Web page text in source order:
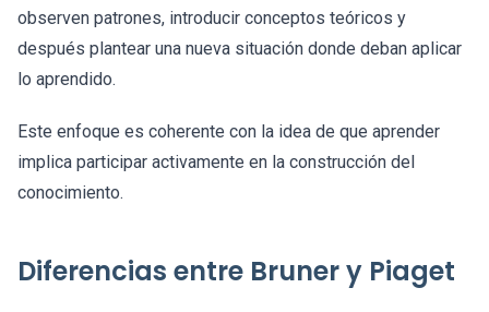
observen patrones, introducir conceptos teóricos y
después plantear una nueva situación donde deban aplicar
lo aprendido.
Este enfoque es coherente con la idea de que aprender
implica participar activamente en la construcción del
conocimiento.
Diferencias entre Bruner y Piaget